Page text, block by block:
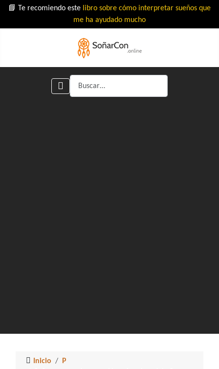
📘 Te recomiendo este libro sobre cómo interpretar sueños que
me ha ayudado mucho
Buscar
Inicio
P